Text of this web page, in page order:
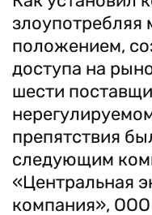
положением,
доступа на
шести
препятствия
следующим
«Центральная
компания», ООО